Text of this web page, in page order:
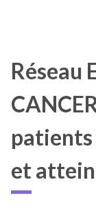
Réseau
et